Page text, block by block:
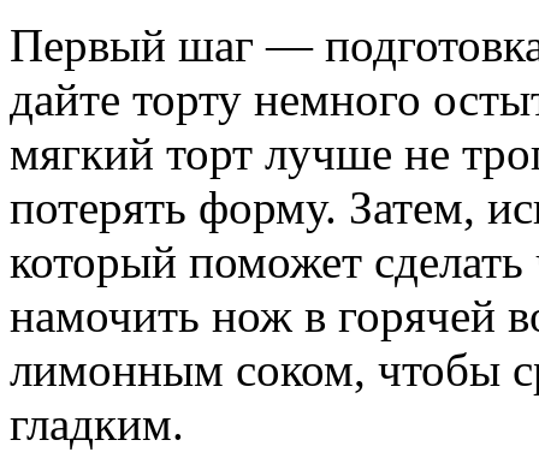
Первый шаг —
дайте торту немного
мягкий торт лучше не
потерять форму. Затем,
который поможет
намочить нож в горячей
лимонным соком, чтобы
гладким.